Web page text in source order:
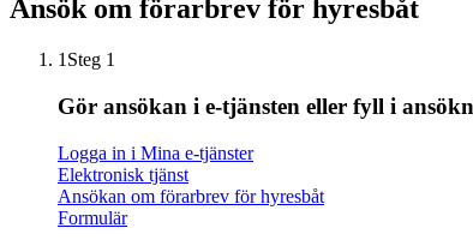
Ansök om förarbrev för hyresbåt
1 Steg 1
Gör ansökan i e-tjänsten eller fyll i
Logga in i Mina e-tjänster
Elektronisk tjänst
Ansökan om förarbrev för hyresbåt
Formulär